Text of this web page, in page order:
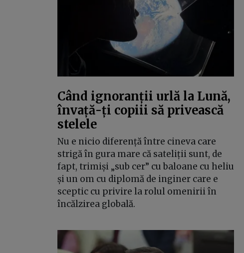
Când ignoranții urlă la Lună,
învață-ți copiii să privească
stelele
Nu e nicio diferență între cineva care
strigă în gura mare că sateliții sunt, de
fapt, trimiși „sub cer” cu baloane cu heliu
și un om cu diplomă de inginer care e
sceptic cu privire la rolul omenirii în
încălzirea globală.